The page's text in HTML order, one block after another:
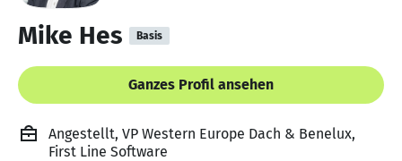
Mike Hes Basis
Ganzes Profil ansehen
Angestellt, VP Western Europe Dach & Benelux,
First Line Software